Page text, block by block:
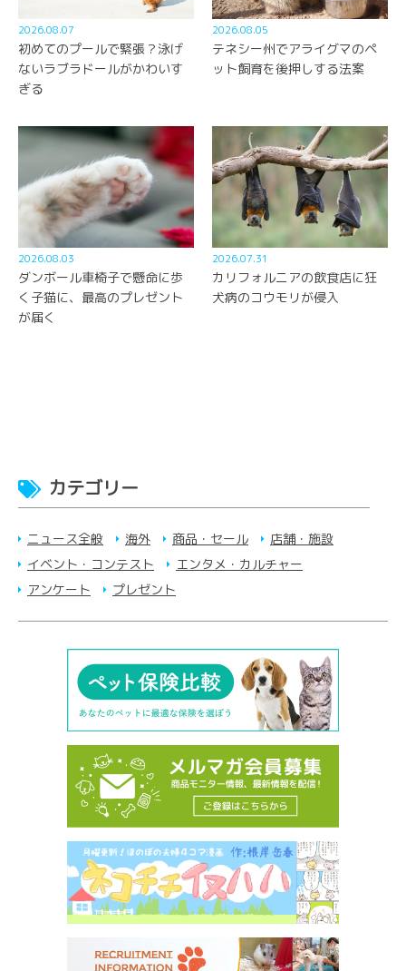
2026.08.07
初めてのプールで緊張？泳げ
ないラブラドールがかわいす
ぎる
2026.08.05
テネシー州でアライグマのペ
ット飼育を後押しする法案
2026.08.03
ダンボール車椅子で懸命に歩
く子猫に、最高のプレゼント
が届く
2026.07.31
カリフォルニアの飲食店に狂
犬病のコウモリが侵入
カテゴリー
ニュース全般 海外 商品・セール
店舗・施設
イベント・コンテスト
エンタメ・カルチャー
アンケート
プレゼント